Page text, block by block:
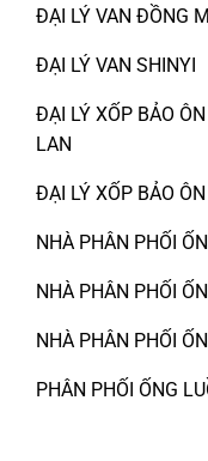
ĐẠI LÝ VAN ĐỒNG
ĐẠI LÝ VAN SHINYI
ĐẠI LÝ XỐP BẢO
LAN
ĐẠI LÝ XỐP BẢO
NHÀ PHÂN PHỐI
NHÀ PHÂN PHỐI
NHÀ PHÂN PHỐI
PHÂN PHỐI ỐNG